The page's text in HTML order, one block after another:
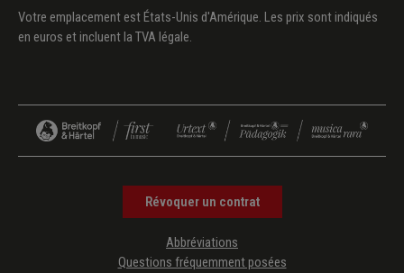
Votre emplacement est États-Unis d'Amérique. Les prix sont indiqués
en euros et incluent la TVA légale.
Révoquer un contrat
Abbréviations
Questions fréquemment posées